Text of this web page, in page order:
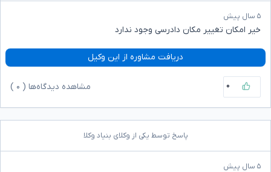
۵ سال پیش
خیر امکان تغییر مکان دادرسی وجود ندارد
دریافت مشاوره از این وکیل
۰ مشاهده دیدگاه‌ها ( ۰
پاسخ توسط یکی از وکلای بنیاد وکلا
۵ سال پیش